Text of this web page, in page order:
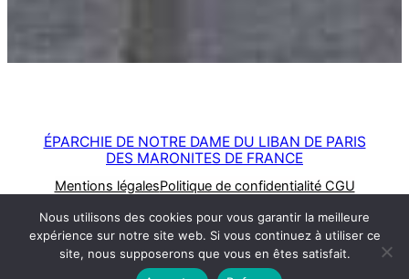
ÉPARCHIE DE NOTRE DAME DU LIBAN DE PARIS
DES MARONITES DE FRANCE
Mentions légalesPolitique de confidentialité CGU
Facebook
Nous utilisons des cookies pour vous garantir la meilleure
expérience sur notre site web. Si vous continuez à utiliser ce
site, nous supposerons que vous en êtes satisfait.